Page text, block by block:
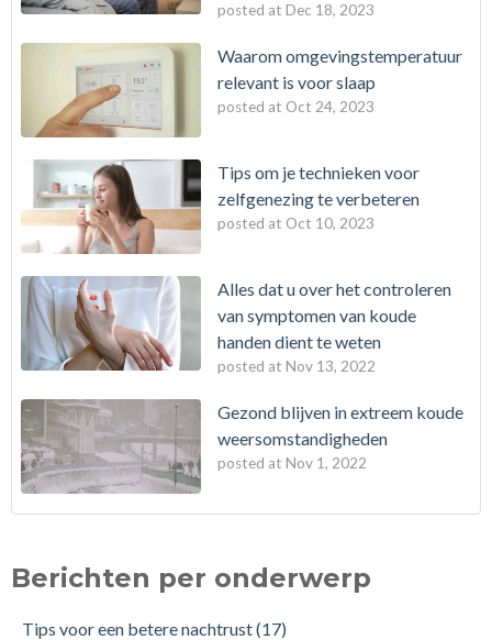
posted at Dec 18, 2023
Waarom omgevingstemperatuur
relevant is voor slaap
posted at Oct 24, 2023
Tips om je technieken voor
zelfgenezing te verbeteren
posted at Oct 10, 2023
Alles dat u over het controleren
van symptomen van koude
handen dient te weten
posted at Nov 13, 2022
Gezond blijven in extreem koude
weersomstandigheden
posted at Nov 1, 2022
Berichten per onderwerp
Tips voor een betere nachtrust(17)